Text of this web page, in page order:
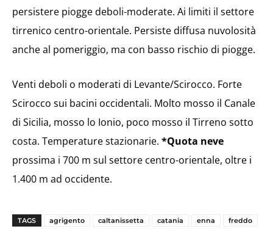
persistere piogge deboli-moderate. Ai limiti il settore
tirrenico centro-orientale. Persiste diffusa nuvolosità
anche al pomeriggio, ma con basso rischio di piogge.
Venti deboli o moderati di Levante/Scirocco. Forte
Scirocco sui bacini occidentali. Molto mosso il Canale
di Sicilia, mosso lo Ionio, poco mosso il Tirreno sotto
costa. Temperature stazionarie. *Quota neve
prossima i 700 m sul settore centro-orientale, oltre i
1.400 m ad occidente.
TAGS agrigento caltanissetta catania enna
freddo